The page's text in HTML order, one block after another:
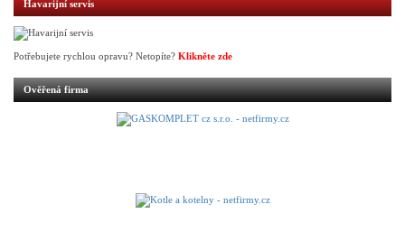
Havarijní servis
Potřebujete rychlou opravu? Netopíte? Klikněte zde
Ověřená firma